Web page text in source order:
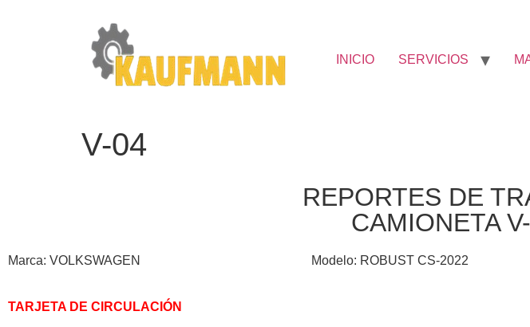
INICIO SERVICIOS
V-04
REPORTES DE
CAMIONETA
Marca: VOLKSWAGEN Modelo: ROBUST CS-2022
TARJETA DE CIRCULACIÓN